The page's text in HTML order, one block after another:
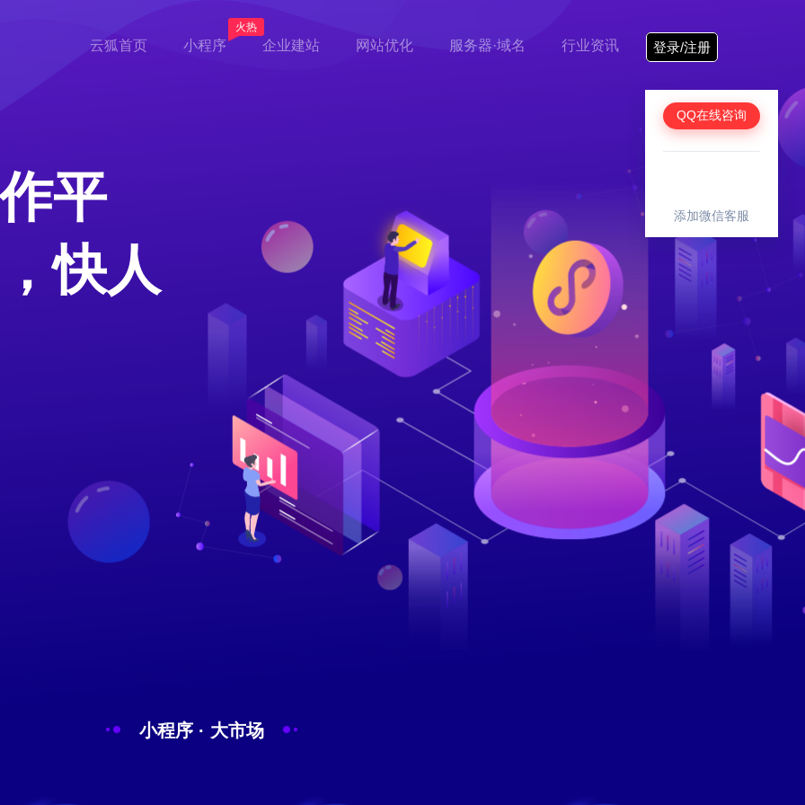
云狐首页
火热
小程序 企业建站 网站优化 服务器·域名 行业资讯 登录/注册
平
快人
小程序 · 大市场
QQ在线咨询
添加微信客服